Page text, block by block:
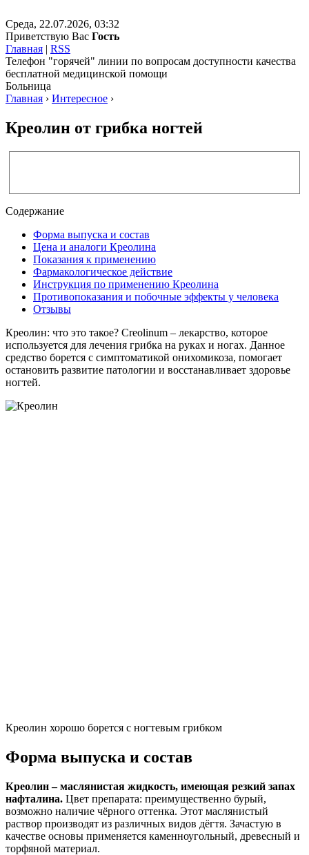
Среда, 22.07.2026, 03:32
Приветствую Вас Гость
Главная | RSS
Телефон "горячей" линии по вопросам доступности качества
бесплатной медицинской помощи
Больница
Главная › Интересное ›
Креолин от грибка ногтей
Содержание
Форма выпуска и состав
Цена и аналоги Креолина
Показания к применению
Фармакологическое действие
Инструкция по применению Креолина
Противопоказания и побочные эффекты у человека
Отзывы
Креолин: что это такое? Creolinum – лекарство, которое
используется для лечения грибка на руках и ногах. Данное
средство борется с симптоматикой онихомикоза, помогает
остановить развитие патологии и восстанавливает здоровье
ногтей.
Креолин хорошо борется с ногтевым грибком
Форма выпуска и состав
Креолин – маслянистая жидкость, имеющая резкий запах
нафталина. Цвет препарата: преимущественно бурый,
возможно наличие чёрного оттенка. Этот маслянистый
раствор производят из различных видов дёгтя. Зачастую в
качестве основы применяется каменноугольный, древесный и
торфяной материал.